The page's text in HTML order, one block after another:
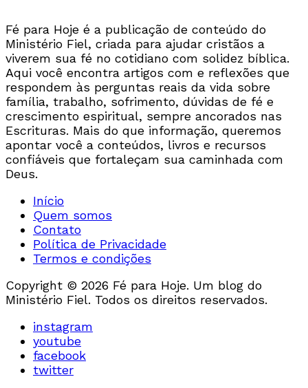
Fé para Hoje é a publicação de conteúdo do
Ministério Fiel, criada para ajudar cristãos a
viverem sua fé no cotidiano com solidez bíblica.
Aqui você encontra artigos com e reflexões que
respondem às perguntas reais da vida sobre
família, trabalho, sofrimento, dúvidas de fé e
crescimento espiritual, sempre ancorados nas
Escrituras. Mais do que informação, queremos
apontar você a conteúdos, livros e recursos
confiáveis que fortaleçam sua caminhada com
Deus.
Início
Quem somos
Contato
Política de Privacidade
Termos e condições
Copyright © 2026 Fé para Hoje. Um blog do
Ministério Fiel. Todos os direitos reservados.
instagram
youtube
facebook
twitter